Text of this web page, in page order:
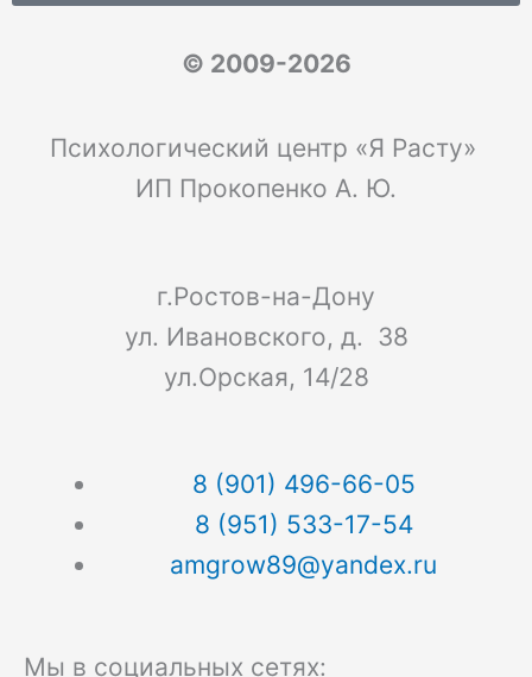
© 2009-2026
Психологический центр «Я Расту»
ИП Прокопенко А. Ю.
г.Ростов-на-Дону
ул. Ивановского, д. 38
ул.Орская, 14/28
8 (901) 496-66-05
8 (951) 533-17-54
amgrow89@yandex.ru
Мы в социальных сетях: